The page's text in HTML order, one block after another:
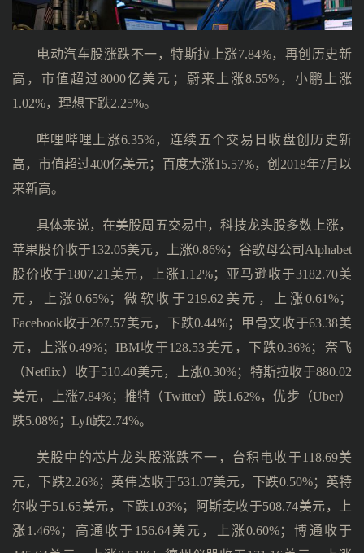
电动汽车股涨跌不一，特斯拉上涨7.84%，再创历史新
高，市值超过8000亿美元；蔚来上涨8.55%，小鹏上涨
1.02%，理想下跌2.25%。
哔哩哔哩上涨6.35%，连续五个交易日收盘创历史新
高，市值超过400亿美元；百度大涨15.57%，创2018年7月以
来新高。
具体来说，在美股周五交易中，科技龙头股多数上涨，
苹果股价收于132.05美元，上涨0.86%；谷歌母公司Alphabet
股价收于1807.21美元，上涨1.12%；亚马逊收于3182.70美
元，上涨0.65%；微软收于219.62美元，上涨0.61%；
Facebook收于267.57美元，下跌0.44%；甲骨文收于63.38美
元，上涨0.49%；IBM收于128.53美元，下跌0.36%；奈飞
（Netflix）收于510.40美元，上涨0.30%；特斯拉收于880.02
美元，上涨7.84%；推特（Twitter）跌1.62%，优步（Uber）
跌5.08%；Lyft跌2.74%。
美股中的芯片龙头股涨跌不一，台积电收于118.69美
元，下跌2.26%；英伟达收于531.07美元，下跌0.50%；英特
尔收于51.65美元，下跌1.03%；阿斯麦收于508.74美元，上
涨1.46%；高通收于156.64美元，上涨0.60%；博通收于